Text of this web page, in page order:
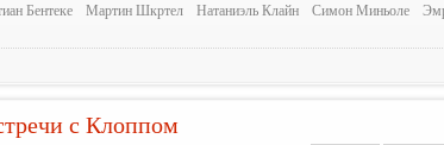
Бентеке Мартин Шкртел Натаниэль Клайн Симон Миньоле
с Клоппом